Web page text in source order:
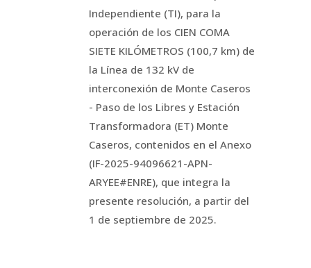
Independiente (TI), para la
operación de los CIEN COMA
SIETE KILÓMETROS (100,7 km) de
la Línea de 132 kV de
interconexión de Monte Caseros
- Paso de los Libres y Estación
Transformadora (ET) Monte
Caseros, contenidos en el Anexo
(IF-2025-94096621-APN-
ARYEE#ENRE), que integra la
presente resolución, a partir del
1 de septiembre de 2025.